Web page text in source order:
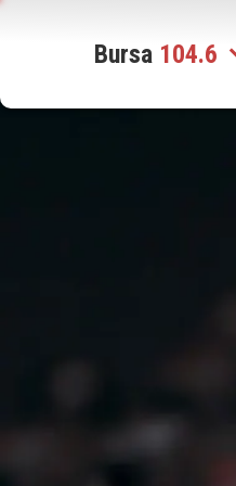
Konya 92.1